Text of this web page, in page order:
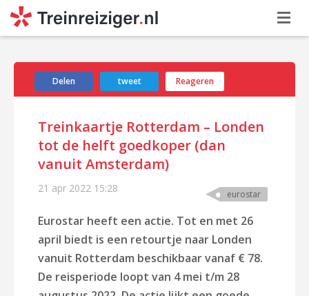
Delen tweet Reageren
Treinkaartje Rotterdam – Londen
tot de helft goedkoper (dan
vanuit Amsterdam)
21 apr 2022 15:28 eurostar
Eurostar heeft een actie. Tot en met 26
april biedt is een retourtje naar Londen
vanuit Rotterdam beschikbaar vanaf € 78.
De reisperiode loopt van 4 mei t/m 28